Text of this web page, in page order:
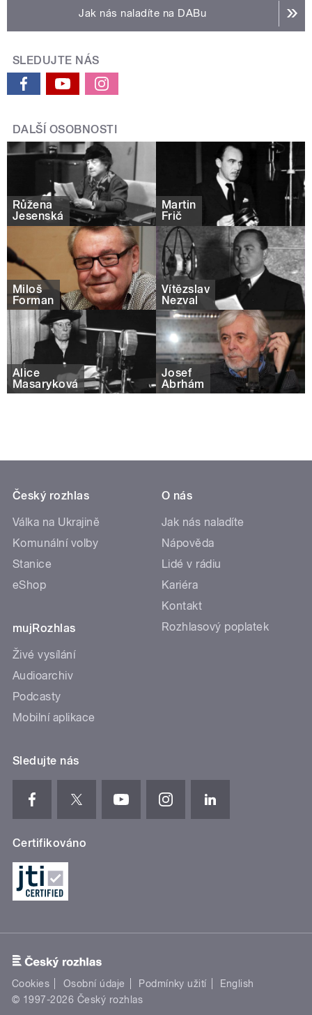
Jak nás naladíte na DABu
SLEDUJTE NÁS
DALŠÍ OSOBNOSTI
Růžena
Jesenská
Martin
Frič
Miloš
Forman
Vítězslav
Nezval
Alice
Masaryková
Josef
Abrhám
Český rozhlas
Válka na Ukrajině
Komunální volby
Stanice
eShop
mujRozhlas
Živé vysílání
Audioarchiv
Podcasty
Mobilní aplikace
O nás
Jak nás naladíte
Nápověda
Lidé v rádiu
Kariéra
Kontakt
Rozhlasový poplatek
Sledujte nás
Certifikováno
Cookies Osobní údaje Podmínky užití
English
© 1997-2026 Český rozhlas